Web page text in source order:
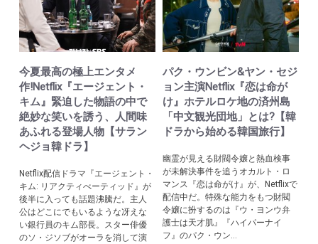
今夏最高の極上エンタメ
作!Netflix『エージェント・
キム』緊迫した物語の中で
絶妙な笑いを誘う、人間味
あふれる登場人物【サラン
ヘジョ韓ドラ】
Netflix配信ドラマ『エージェント・
キム: リアクティべーティッド』が
後半に入っても話題沸騰だ。主人
公はどこにでもいるような冴えな
い銀行員のキム部長。スター俳優
のソ・ジソブがオーラを消して演
パク・ウンビン&ヤン・セジ
ョン主演Netflix『恋は命が
け』ホテルロケ地の済州島
「中文観光団地」とは?【韓
ドラから始める韓国旅行】
幽霊が見える財閥令嬢と熱血検事
が未解決事件を追うオカルト・ロ
マンス『恋は命がけ』が、Netflixで
配信中だ。特殊な能力をもつ財閥
令嬢に扮するのは『ウ・ヨンウ弁
護士は天才肌』『ハイパーナイ
フ』のパク・ウン...